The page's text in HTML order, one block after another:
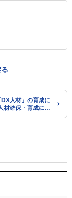
る
人材」の育成に
材確保・育成に向